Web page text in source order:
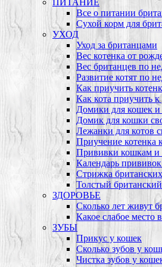
Все о питании
Сухой корм для
УХОД
Уход за британцами
Вес котенка от
Вес британцев по
Развитие котят по
Как приучить
Как кота приучить к
Домики для кошек и
Домик для кошки
Лежанки для котов
Приучение котенка
Прививки кошкам и
Календарь прививок
Стрижка
Толстый
ЗДОРОВЬЕ
Сколько лет живут
Какое слабое место
ЗУБЫ
Прикус у кошек
Сколько зубов у
Чистка зубов у